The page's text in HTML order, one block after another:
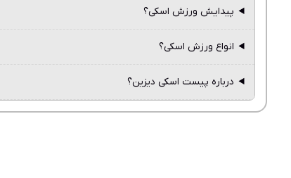
پیدایش ورزش اسکی؟
انواع ورزش اسکی؟
درباره پیست اسکی دیزین؟